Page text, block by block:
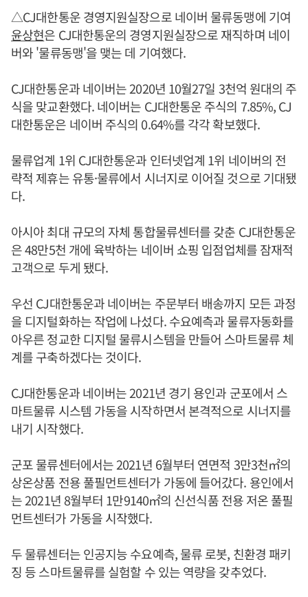
△CJ대한통운 경영지원실장으로 네이버 물류동맹에 기여
윤상현은 CJ대한통운의 경영지원실장으로 재직하며 네이
버와 '물류동맹'을 맺는 데 기여했다.
CJ대한통운과 네이버는 2020년 10월27일 3천억 원대의 주
식을 맞교환했다. 네이버는 CJ대한통운 주식의 7.85%, CJ
대한통운은 네이버 주식의 0.64%를 각각 확보했다.
물류업계 1위 CJ대한통운과 인터넷업계 1위 네이버의 전
략적 제휴는 유통·물류에서 시너지로 이어질 것으로 기대됐
다.
아시아 최대 규모의 자체 통합물류센터를 갖춘 CJ대한통운
은 48만5천 개에 육박하는 네이버 쇼핑 입점업체를 잠재적
고객으로 두게 됐다.
우선 CJ대한통운과 네이버는 주문부터 배송까지 모든 과정
을 디지털화하는 작업에 나섰다. 수요예측과 물류자동화를
아우른 정교한 디지털 물류시스템을 만들어 스마트물류 체
계를 구축하겠다는 것이다.
CJ대한통운과 네이버는 2021년 경기 용인과 군포에서 스
마트물류 시스템 가동을 시작하면서 본격적으로 시너지를
내기 시작했다.
군포 물류센터에서는 2021년 6월부터 연면적 3만3천㎡의
상온상품 전용 풀필먼트센터가 가동에 들어갔다. 용인에서
는 2021년 8월부터 1만9140㎡의 신선식품 전용 저온 풀필
먼트센터가 가동을 시작했다.
두 물류센터는 인공지능 수요예측, 물류 로봇, 친환경 패키
징 등 스마트물류를 실험할 수 있는 역량을 갖추었다.